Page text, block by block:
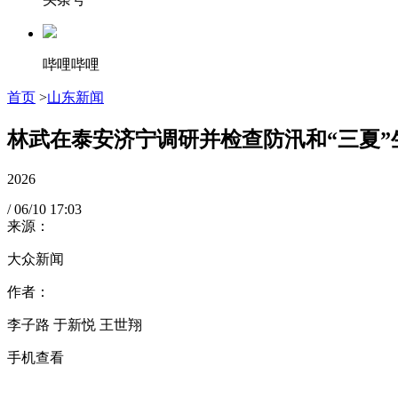
哔哩哔哩
首页 >山东新闻
林武在泰安济宁调研并检查防汛和“三夏”
2026
/ 06/10 17:03
来源：
大众新闻
作者：
李子路 于新悦 王世翔
手机查看